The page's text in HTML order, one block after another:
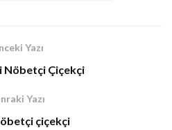
Yazı
Nöbetçi Çiçekçi
Yazı
çiçekçi